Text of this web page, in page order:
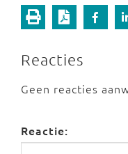
Reacties
Geen reacties
Reactie: